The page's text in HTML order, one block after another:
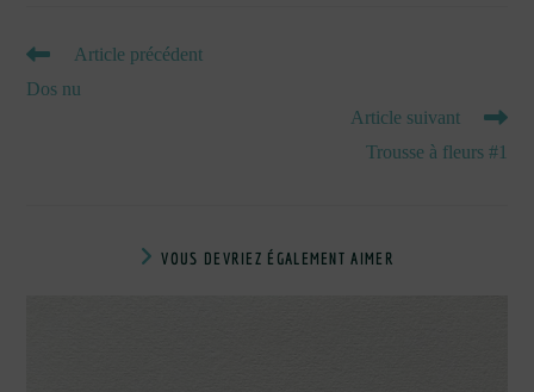
READ
ARTICLES
Article précédent
Dos nu
Article suivant
Trousse à fleurs #1
VOUS DEVRIEZ ÉGALEMENT AIMER